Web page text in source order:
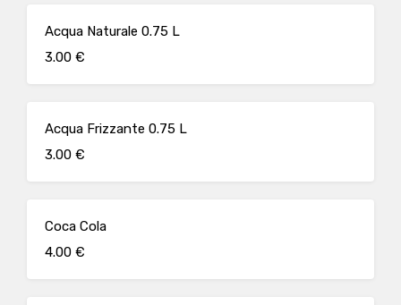
Acqua Naturale 0.75 L
3.00 €
Acqua Frizzante 0.75 L
3.00 €
Coca Cola
4.00 €